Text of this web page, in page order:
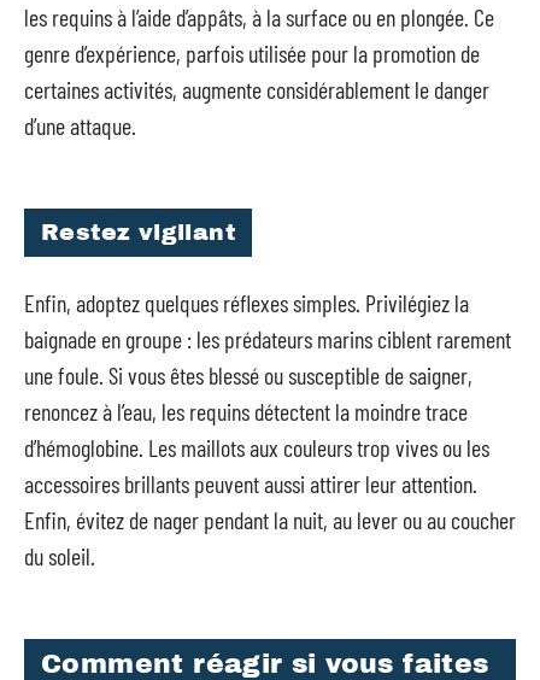
les requins à l’aide d’appâts, à la surface ou en plongée. Ce
genre d’expérience, parfois utilisée pour la promotion de
certaines activités, augmente considérablement le danger
d’une attaque.
Restez vigilant
Enfin, adoptez quelques réflexes simples. Privilégiez la
baignade en groupe : les prédateurs marins ciblent rarement
une foule. Si vous êtes blessé ou susceptible de saigner,
renoncez à l’eau, les requins détectent la moindre trace
d’hémoglobine. Les maillots aux couleurs trop vives ou les
accessoires brillants peuvent aussi attirer leur attention.
Enfin, évitez de nager pendant la nuit, au lever ou au coucher
du soleil.
Comment réagir si vous faites